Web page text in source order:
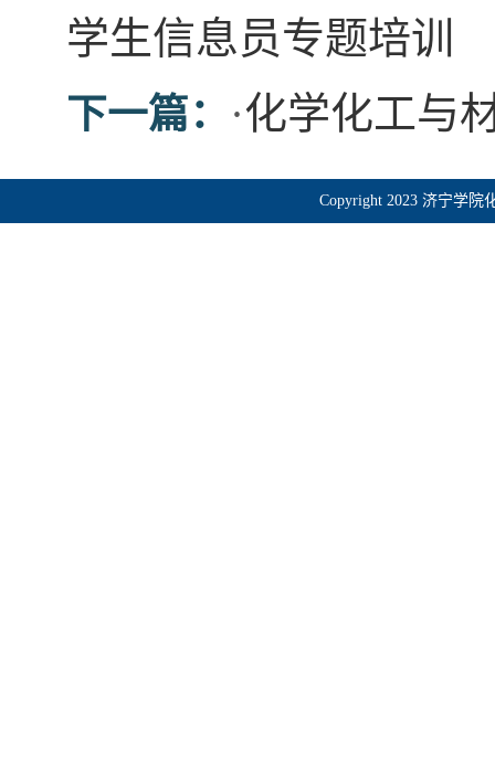
学生信息员专题培训
下一篇： ·化学化工与
Copyright 2023 济宁学